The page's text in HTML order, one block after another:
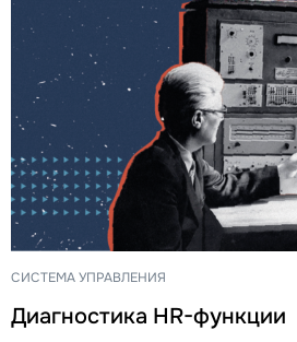
СИСТЕМА УПРАВЛЕНИЯ
Диагностика HR-функции